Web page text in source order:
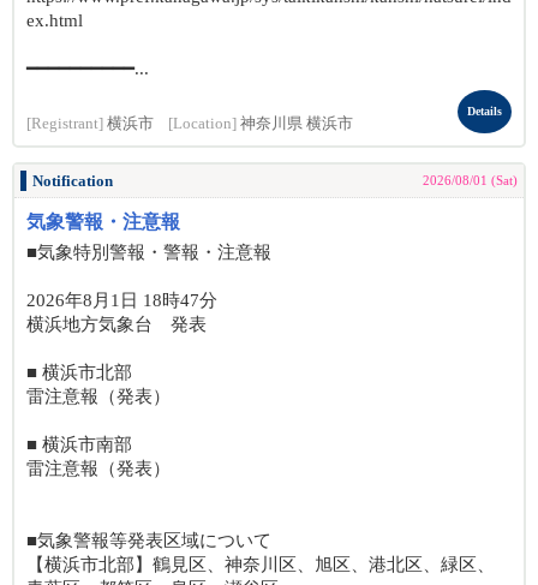
ex.html
━━━━━━━━━━...
[Registrant] 横浜市 [Location] 神奈川県 横浜市
Details
Notification 2026/08/01 (Sat)
気象警報・注意報
■気象特別警報・警報・注意報
2026年8月1日 18時47分
横浜地方気象台 発表
■ 横浜市北部
雷注意報（発表）
■ 横浜市南部
雷注意報（発表）
■気象警報等発表区域について
【横浜市北部】鶴見区、神奈川区、旭区、港北区、緑区、